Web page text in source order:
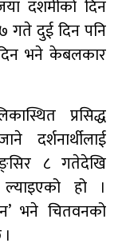
दशमीको दिन
गते दुई दिन पनि
भने केबलकार
प्रसिद्ध
दर्शनार्थीलाई
८ गतेदेखि
हो ।
भने चितवनको